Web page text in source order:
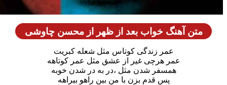
متن آهنگ خواب بعد از ظهر از محسن چاوشی
عمر زندگی کوتاس مثل شعله کبریت
عمر هرچی غیر از عشق مثل عمر کوتاهه
همسفر شدن مثل ،در به در شدن خوبه
پس قدم بزن با من بین راهو بیراهه